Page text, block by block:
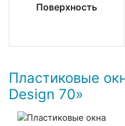
Поверхность
Пластиковые
Design 70»